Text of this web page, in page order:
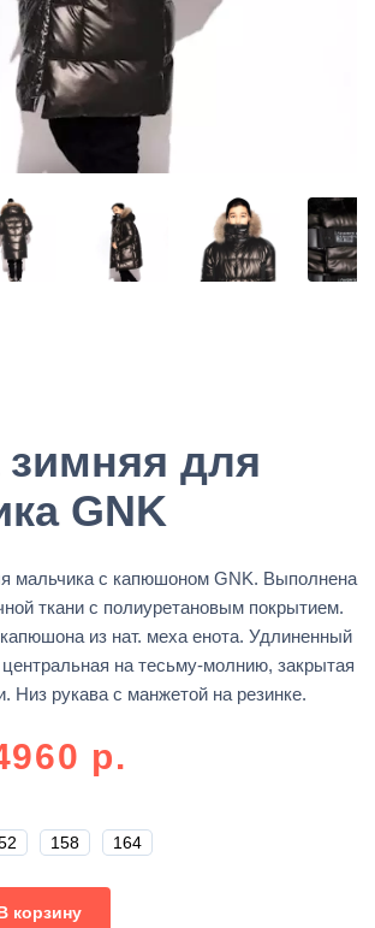
зимняя для
GNK
мальчика с капюшоном GNK. Выполнена
ткани с полиуретановым покрытием.
из нат. меха енота. Удлиненный
на тесьму-молнию, закрытая
Низ рукава с манжетой на резинке.
р.
158 164
корзину